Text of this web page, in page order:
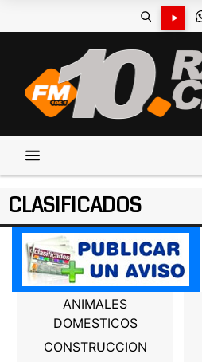
CLASIFICADOS
ANIMALES
DOMESTICOS
CONSTRUCCION